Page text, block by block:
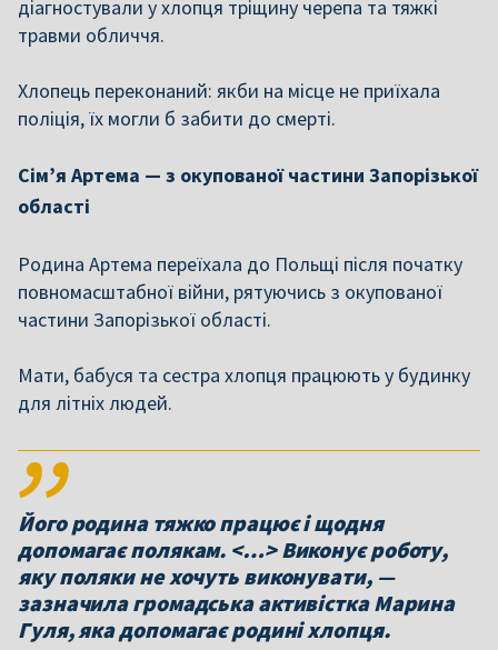
діагностували у хлопця тріщину черепа та тяжкі
травми обличчя.
Хлопець переконаний: якби на місце не приїхала
поліція, їх могли б забити до смерті.
Сім’я Артема — з окупованої частини Запорізької
області
Родина Артема переїхала до Польщі після початку
повномасштабної війни, рятуючись з окупованої
частини Запорізької області.
Мати, бабуся та сестра хлопця працюють у будинку
для літніх людей.
Його родина тяжко працює і щодня
допомагає полякам. <…> Виконує роботу,
яку поляки не хочуть виконувати, —
зазначила громадська активістка Марина
Гуля, яка допомагає родині хлопця.